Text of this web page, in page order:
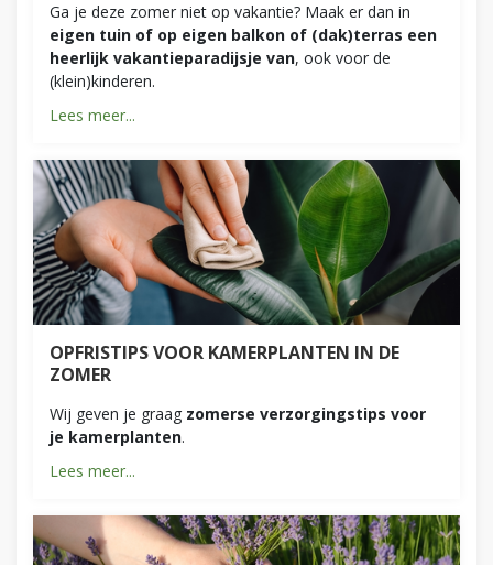
Ga je deze zomer niet op vakantie? Maak er dan in
eigen tuin of op eigen balkon of (dak)terras een
heerlijk vakantieparadijsje van, ook voor de
(klein)kinderen.
Lees meer...
OPFRISTIPS VOOR KAMERPLANTEN IN DE
ZOMER
Wij geven je graag zomerse verzorgingstips voor
je kamerplanten.
Lees meer...